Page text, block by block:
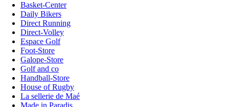
Basket-Center
Daily Bikers
Direct Running
Direct-Volley
Espace Golf
Foot-Store
Galope-Store
Golf and co
Handball-Store
House of Rugby
La sellerie de Maé